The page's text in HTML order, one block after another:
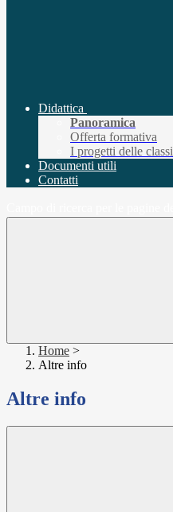
Didattica
Panoramica
Offerta formativa
I progetti delle classi
Documenti utili
Contatti
Home >
Altre info
Altre info